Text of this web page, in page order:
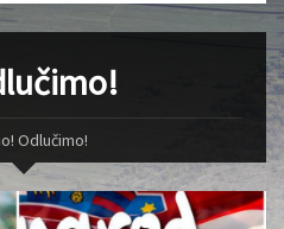
Odlučimo!